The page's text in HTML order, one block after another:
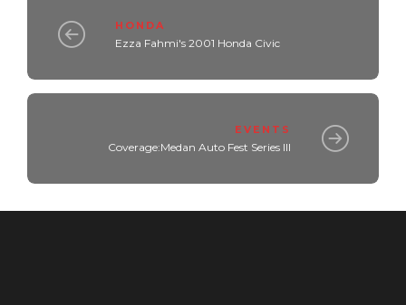
HONDA
Ezza Fahmi's 2001 Honda Civic
EVENTS
Coverage:Medan Auto Fest Series III